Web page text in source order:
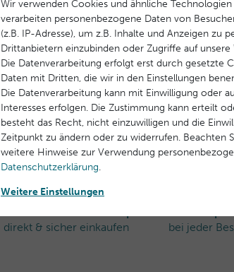
direkt & sicher einkaufen
bei jeder
Wir verwenden Cookies und ähnliche
verarbeiten personenbezogene Daten von
(z.B. IP-Adresse), um z.B. Inhalte und Anzeigen zu
Drittanbietern einzubinden oder Zugriffe auf unsere
Die Datenverarbeitung erfolgt erst durch gesetzte
Daten mit Dritten, die wir in den Einstellungen
Die Datenverarbeitung kann mit Einwilligung oder
Interesses erfolgen. Die Zustimmung kann erteilt
besteht das Recht, nicht einzuwilligen und die
Zeitpunkt zu ändern oder zu widerrufen. Beachten
weitere Hinweise zur Verwendung
Daten­schutz­erklärung.
Weitere Einstellungen